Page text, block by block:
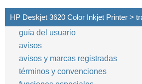
HP Deskjet 3620 Color Inkjet Printer >
guía del usuario
avisos
avisos y marcas registradas
términos y convenciones